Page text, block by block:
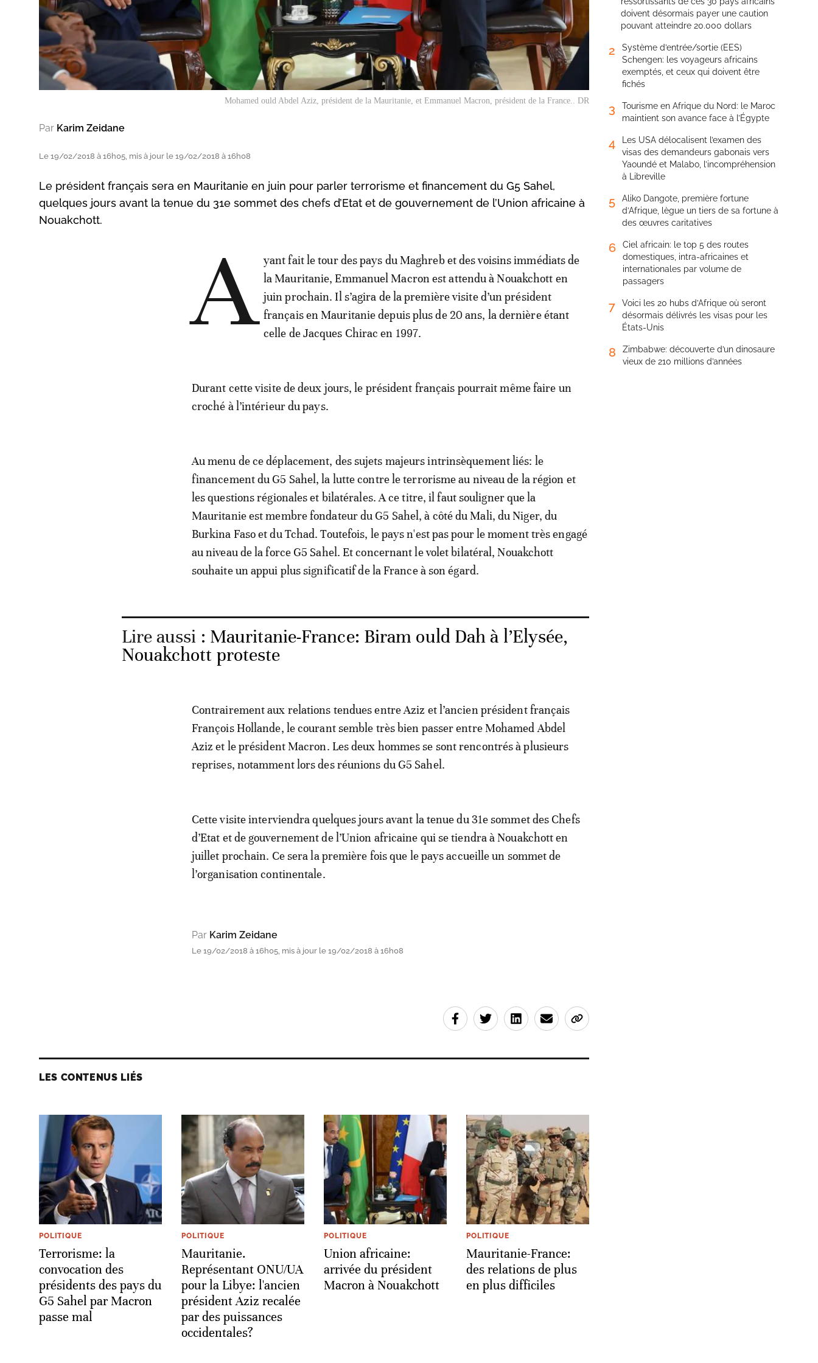
Mohamed ould Abdel Aziz, président de la Mauritanie, et Emmanuel Macron, président de la France.. DR
Par Karim Zeidane
Le 19/02/2018 à 16h05, mis à jour le 19/02/2018 à 16h08
Le président français sera en Mauritanie en juin pour parler terrorisme et financement du G5 Sahel,
quelques jours avant la tenue du 31e sommet des chefs d’Etat et de gouvernement de l’Union africaine à
Nouakchott.
A yant fait le tour des pays du Maghreb et des voisins immédiats de
la Mauritanie, Emmanuel Macron est attendu à Nouakchott en
juin prochain. Il s’agira de la première visite d’un président
français en Mauritanie depuis plus de 20 ans, la dernière étant
celle de Jacques Chirac en 1997.
Durant cette visite de deux jours, le président français pourrait même faire un
croché à l’intérieur du pays.
Au menu de ce déplacement, des sujets majeurs intrinsèquement liés: le
financement du G5 Sahel, la lutte contre le terrorisme au niveau de la région et
les questions régionales et bilatérales. A ce titre, il faut souligner que la
Mauritanie est membre fondateur du G5 Sahel, à côté du Mali, du Niger, du
Burkina Faso et du Tchad. Toutefois, le pays n'est pas pour le moment très engagé
au niveau de la force G5 Sahel. Et concernant le volet bilatéral, Nouakchott
souhaite un appui plus significatif de la France à son égard.
Lire aussi : Mauritanie-France: Biram ould Dah à l’Elysée,
Nouakchott proteste
Contrairement aux relations tendues entre Aziz et l’ancien président français
François Hollande, le courant semble très bien passer entre Mohamed Abdel
Aziz et le président Macron. Les deux hommes se sont rencontrés à plusieurs
reprises, notamment lors des réunions du G5 Sahel.
Cette visite interviendra quelques jours avant la tenue du 31e sommet des Chefs
d’Etat et de gouvernement de l’Union africaine qui se tiendra à Nouakchott en
juillet prochain. Ce sera la première fois que le pays accueille un sommet de
l’organisation continentale.
Par Karim Zeidane
Le 19/02/2018 à 16h05, mis à jour le 19/02/2018 à 16h08
LES CONTENUS LIÉS
POLITIQUE
Terrorisme: la
convocation des
présidents des pays du
G5 Sahel par Macron
passe mal
POLITIQUE
Mauritanie.
Représentant ONU/UA
pour la Libye: l'ancien
président Aziz recalée
par des puissances
occidentales?
POLITIQUE
Union africaine:
arrivée du président
Macron à Nouakchott
POLITIQUE
Mauritanie-France:
des relations de plus
en plus difficiles
doivent désormais payer une caution
pouvant atteindre 20.000 dollars
2
Système d’entrée/sortie (EES)
Schengen: les voyageurs africains
exemptés, et ceux qui doivent être
fichés
3
Tourisme en Afrique du Nord: le Maroc
maintient son avance face à l’Égypte
4
Les USA délocalisent l’examen des
visas des demandeurs gabonais vers
Yaoundé et Malabo, l’incompréhension
à Libreville
5
Aliko Dangote, première fortune
d’Afrique, lègue un tiers de sa fortune à
des œuvres caritatives
6
Ciel africain: le top 5 des routes
domestiques, intra-africaines et
internationales par volume de
passagers
7
Voici les 20 hubs d’Afrique où seront
désormais délivrés les visas pour les
États-Unis
8
Zimbabwe: découverte d’un dinosaure
vieux de 210 millions d’années